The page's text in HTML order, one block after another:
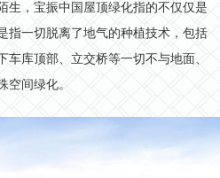
生，宝振中国屋顶绿化指的不仅仅是
指一切脱离了地气的种植技术，包括
车库顶部、立交桥等一切不与地面、
空间绿化。